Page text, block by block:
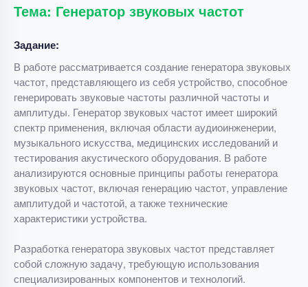
Тема: Генератор звуковых частот
Задание:
В работе рассматривается создание генератора звуковых
частот, представляющего из себя устройство, способное
генерировать звуковые частоты различной частоты и
амплитуды. Генератор звуковых частот имеет широкий
спектр применения, включая области аудиоинженерии,
музыкального искусства, медицинских исследований и
тестирования акустического оборудования. В работе
анализируются основные принципы работы генератора
звуковых частот, включая генерацию частот, управление
амплитудой и частотой, а также технические
характеристики устройства.
Разработка генератора звуковых частот представляет
собой сложную задачу, требующую использования
специализированных компонентов и технологий.